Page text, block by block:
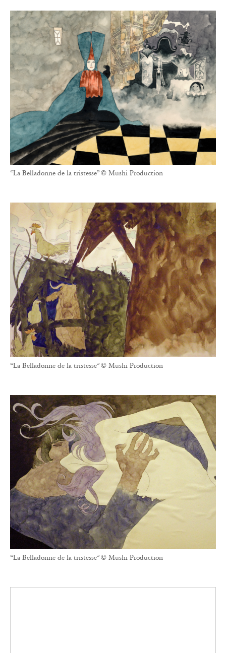
“La Belladonne de la tristesse” © Mushi Production
“La Belladonne de la tristesse” © Mushi Production
“La Belladonne de la tristesse” © Mushi Production